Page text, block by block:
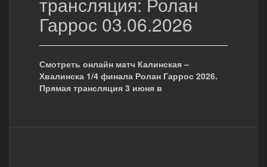
Гаррос 03.06.2026
Смотреть онлайн матч Калинская –
Хвалинска 1/4 финала Ролан Гаррос 2026.
Прямая трансляция 3 июня в